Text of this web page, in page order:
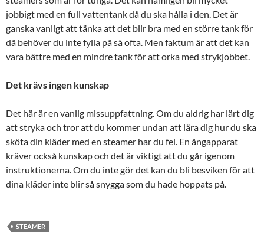
jobbigt med en full vattentank då du ska hålla i den. Det är
ganska vanligt att tänka att det blir bra med en större tank för
då behöver du inte fylla på så ofta. Men faktum är att det kan
vara bättre med en mindre tank för att orka med strykjobbet.
Det krävs ingen kunskap
Det här är en vanlig missuppfattning. Om du aldrig har lärt dig
att stryka och tror att du kommer undan att lära dig hur du ska
sköta din kläder med en steamer har du fel. En ångapparat
kräver också kunskap och det är viktigt att du går igenom
instruktionerna. Om du inte gör det kan du bli besviken för att
dina kläder inte blir så snygga som du hade hoppats på.
STEAMER